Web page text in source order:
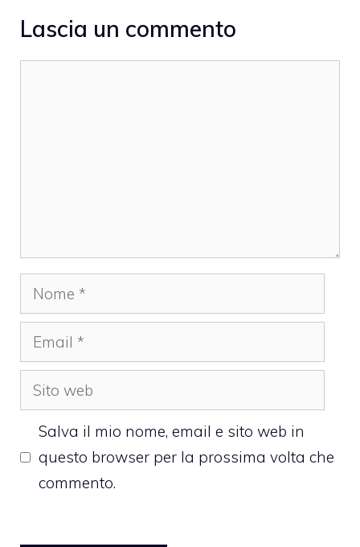
Lascia un commento
Nome
Email
Sito
web
Salva il mio nome, email e sito web in
questo browser per la prossima volta che
commento.